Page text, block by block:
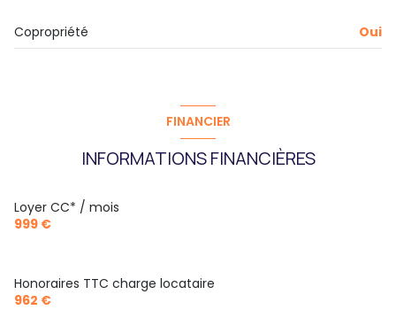
ascenseur
visiophone
Copropriété Oui
FINANCIER
INFORMATIONS FINANCIÈRES
Loyer CC* / mois
999 €
Honoraires TTC charge locataire
962 €